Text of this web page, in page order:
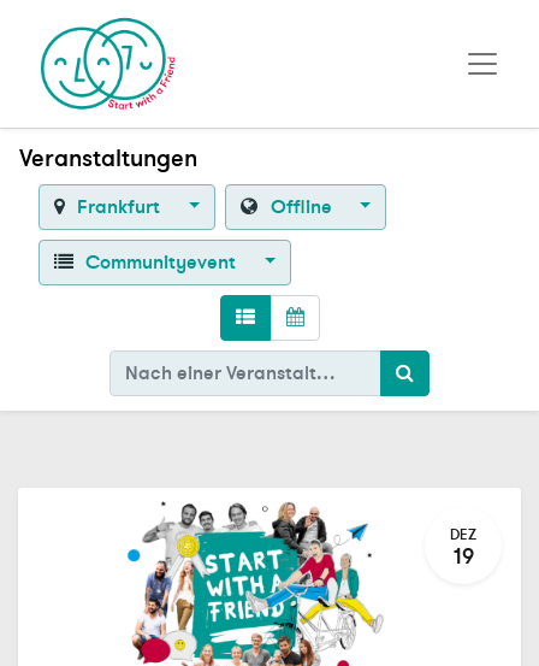
Veranstaltungen
Frankfurt Offline
Communityevent
DEZ
19